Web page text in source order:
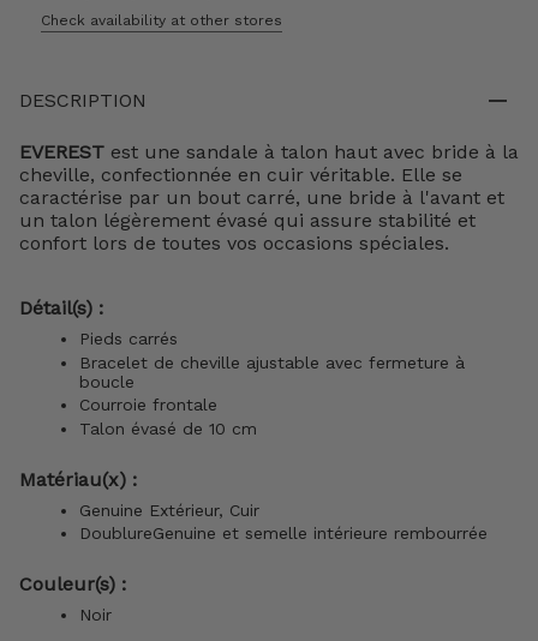
Check availability at other stores
DESCRIPTION
EVEREST est une sandale à talon haut avec bride à la
cheville, confectionnée en cuir véritable. Elle se
caractérise par un bout carré, une bride à l'avant et
un talon légèrement évasé qui assure stabilité et
confort lors de toutes vos occasions spéciales.
Détail(s) :
Pieds carrés
Bracelet de cheville ajustable avec fermeture à
boucle
Courroie frontale
Talon évasé de 10 cm
Matériau(x) :
Genuine Extérieur, Cuir
DoublureGenuine et semelle intérieure rembourrée
Couleur(s) :
Noir